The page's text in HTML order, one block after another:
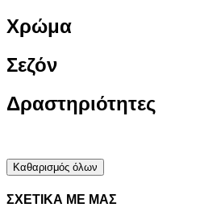
Χρώμα
Σεζόν
Δραστηριότητες
Καθαρισμός όλων
ΣΧΕΤΙΚΑ ΜΕ ΜΑΣ